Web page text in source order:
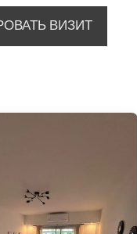
ВИЗИТ